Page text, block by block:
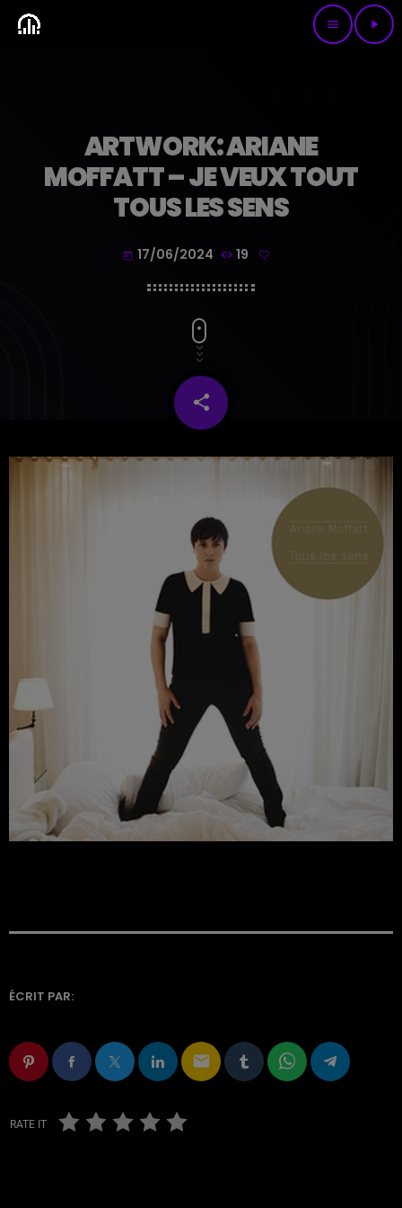
menu play_arrow
ARTWORK: ARIANE
MOFFATT – JE VEUX TOUT
TOUS LES SENS
today 17/06/2024 19
share
email
ÉCRIT PAR:
email
RATE IT